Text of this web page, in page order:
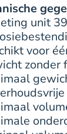
unit
voor
zonder